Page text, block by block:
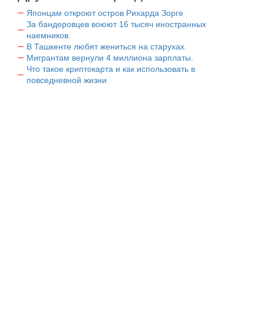
Японцам откроют остров Рихарда Зорге
За бандеровцев воюют 16 тысяч иностранных
наемников.
В Ташкенте любят жениться на старухах.
Мигрантам вернули 4 миллиона зарплаты.
Что такое криптокарта и как использовать в
повседневной жизни